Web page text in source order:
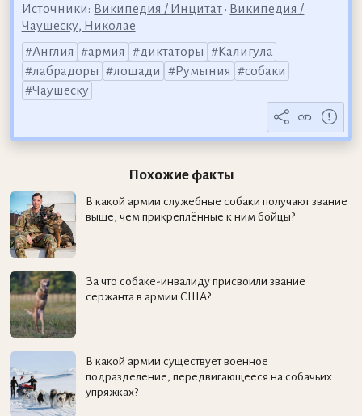
Источники: Википедия / Инцитат • Википедия /
Чаушеску, Николае
Англия
армия диктаторы
Калигула
лабрадоры
лошади Румыния
собаки
Чаушеску
Похожие факты
В какой армии служебные собаки получают звание
выше, чем прикреплённые к ним бойцы?
За что собаке-инвалиду присвоили звание
сержанта в армии США?
В какой армии существует военное
подразделение, передвигающееся на собачьих
упряжках?